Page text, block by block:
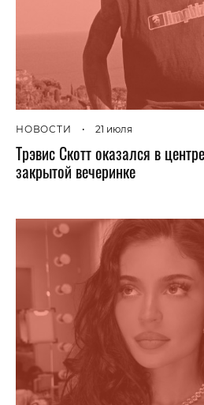
НОВОСТИ • 21 июля
Трэвис Скотт оказался в
закрытой вечеринке